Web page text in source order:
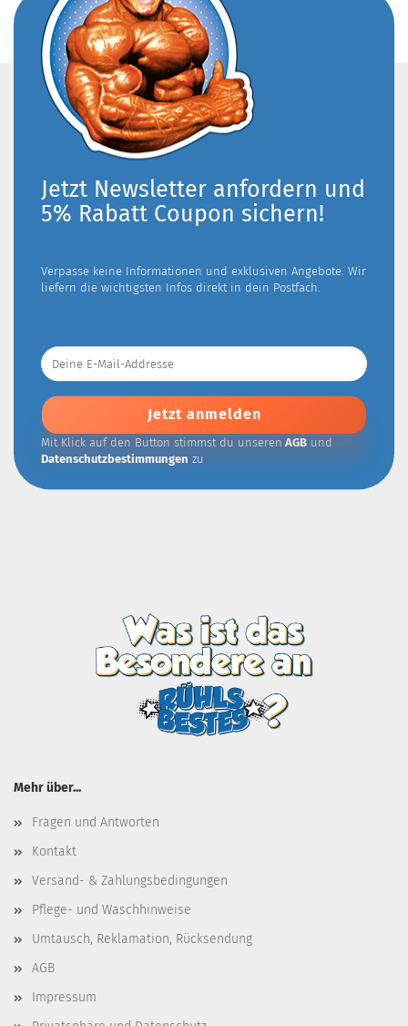
Jetzt Newsletter anfordern und
5% Rabatt Coupon sichern!
Verpasse keine Informationen und exklusiven Angebote. Wir
liefern die wichtigsten Infos direkt in dein Postfach.
Deine
E-
Mail-
Addresse
Mit Klick auf den Button stimmst du unseren AGB und
Datenschutzbestimmungen zu
Mehr über...
Fragen und Antworten
Kontakt
Versand- & Zahlungsbedingungen
Pflege- und Waschhinweise
Umtausch, Reklamation, Rücksendung
AGB
Impressum